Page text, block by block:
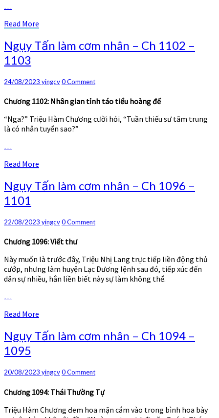
…
Read More
Ngụy
Tấn
làm
nhân
Ch
–
1103
Ngụy Tấn làm cơm nhân – Ch 1102 –
1103
24/08/2023 yingcvComments
0 Comment
Chương 1102: Nhân gian tỉnh táo tiểu hoàng đế
“Nga?” Triệu Hàm Chương cười hỏi, “Tuần thiếu sư tâm trung
là có nhân tuyển sao?”
…
Read More
Ngụy
Tấn
làm
nhân
Ch
–
1101
Ngụy Tấn làm cơm nhân – Ch 1096 –
1101
22/08/2023 yingcvComments
0 Comment
Chương 1096: Viết thư
Này muốn là trước đây, Triệu Nhị Lang trực tiếp liền động thủ
cướp, nhưng làm huyện Lạc Dương lệnh sau đó, tiếp xúc đến
dân sự nhiều, hắn liền biết này sự làm không thể.
…
Read More
Ngụy
Tấn
làm
nhân
Ch
–
Ngụy Tấn làm cơm nhân – Ch 1094 –
1095
20/08/2023 yingcvComments
0 Comment
Chương 1094: Thái Thường Tự
Triệu Hàm Chương đem hoa mận cắm vào trong bình hoa bày